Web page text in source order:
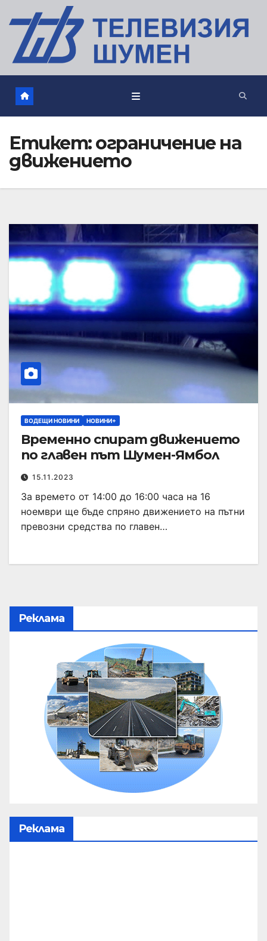
Етикет:ограничение на
движението
ВОДЕЩИ НОВИНИ НОВИНИ+
Временно спират движението
по главен път Шумен-Ямбол
15.11.2023
За времето от 14:00 до 16:00 часа на 16
ноември ще бъде спряно движението на пътни
превозни средства по главен…
Реклама
Реклама